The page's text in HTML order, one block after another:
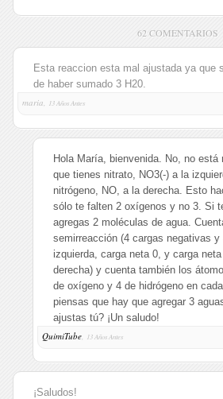
62 COMENTARIOS
Esta reaccion esta mal ajustada ya que
de haber sumado 3 H20.
maria,
13 Años Antes
Hola María, bienvenida. No, no
que tienes nitrato, NO3(-) a la
nitrógeno, NO, a la derecha. Esto
sólo te falten 2 oxígenos y no 3. Si
agregas 2 moléculas de agua.
semirreacción (4 cargas negativas
izquierda, carga neta 0, y carga
derecha) y cuenta también los
de oxígeno y 4 de hidrógeno en
piensas que hay que agregar 3
ajustas tú? ¡Un saludo!
QuimiTube, 13 Años Antes
¡Saludos!